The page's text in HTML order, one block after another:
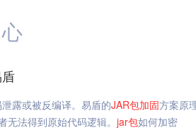
露或被反编译。易盾的JAR包加固方案原
法得到原始代码逻辑。 jar包如何加密